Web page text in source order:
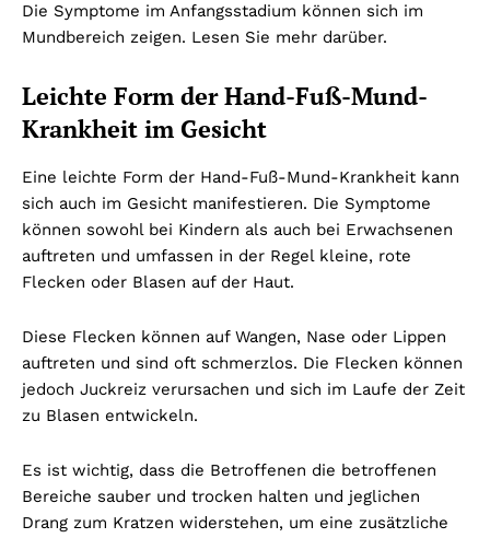
Die Symptome im Anfangsstadium können sich im
Mundbereich zeigen. Lesen Sie mehr darüber.
Leichte Form der Hand-Fuß-Mund-
Krankheit im Gesicht
Eine leichte Form der Hand-Fuß-Mund-Krankheit kann
sich auch im Gesicht manifestieren. Die Symptome
können sowohl bei Kindern als auch bei Erwachsenen
auftreten und umfassen in der Regel kleine, rote
Flecken oder Blasen auf der Haut.
Diese Flecken können auf Wangen, Nase oder Lippen
auftreten und sind oft schmerzlos. Die Flecken können
jedoch Juckreiz verursachen und sich im Laufe der Zeit
zu Blasen entwickeln.
Es ist wichtig, dass die Betroffenen die betroffenen
Bereiche sauber und trocken halten und jeglichen
Drang zum Kratzen widerstehen, um eine zusätzliche